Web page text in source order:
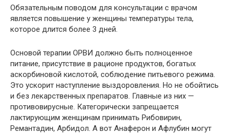
Обязательным поводом для консультации с врачом
является повышение у женщины температуры тела,
которое длится более 3 дней.
Основой терапии ОРВИ должно быть полноценное
питание, присутствие в рационе продуктов, богатых
аскорбиновой кислотой, соблюдение питьевого режима.
Это ускорит наступление выздоровления. Но не обойтись
и без лекарственных препаратов. Главные из них —
противовирусные. Категорически запрещается
лактирующим женщинам принимать Рибовирин,
Ремантадин, Арбидол. А вот Анаферон и Афлубин могут